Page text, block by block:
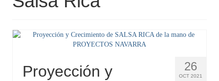
Quiénes Somos
Ingeniería
Ciclo del agua 26
OCT 2021
Proyección y